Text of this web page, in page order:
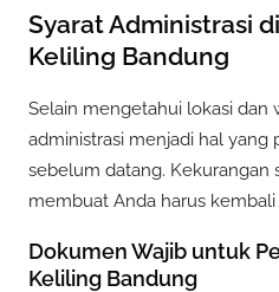
Syarat Administrasi
Keliling Bandung
Selain mengetahui lokasi dan
administrasi menjadi hal yang
sebelum datang. Kekurangan
membuat Anda harus kembali
Dokumen Wajib untuk
Keliling Bandung